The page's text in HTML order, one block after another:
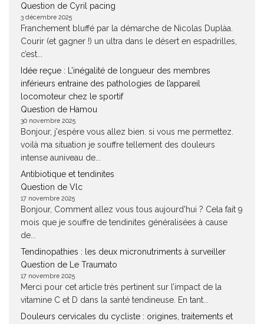
Question de Cyril pacing
3 décembre 2025
Franchement bluffé par la démarche de Nicolas Duplàa.
Courir (et gagner !) un ultra dans le désert en espadrilles,
c’est...
Idée reçue : L’inégalité de longueur des membres
inférieurs entraine des pathologies de l’appareil
locomoteur chez le sportif
Question de Hamou
30 novembre 2025
Bonjour, j'espère vous allez bien. si vous me permettez.
voilà ma situation je souffre tellement des douleurs
intense auniveau de...
Antibiotique et tendinites
Question de Vlc
17 novembre 2025
Bonjour, Comment allez vous tous aujourd'hui ? Cela fait 9
mois que je souffre de tendinites généralisées à cause
de...
Tendinopathies : les deux micronutriments à surveiller
Question de Le Traumato
17 novembre 2025
Merci pour cet article très pertinent sur l’impact de la
vitamine C et D dans la santé tendineuse. En tant...
Douleurs cervicales du cycliste : origines, traitements et